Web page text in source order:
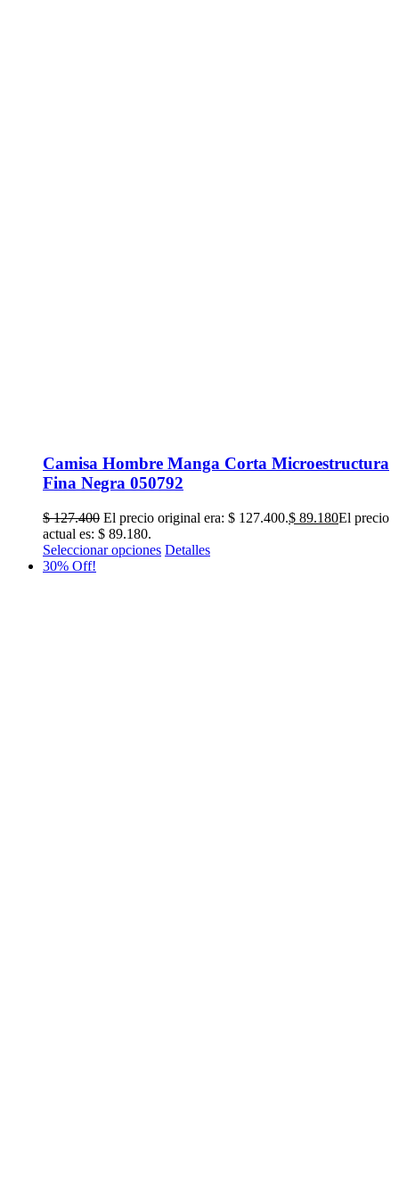
Camisa Hombre Manga Corta Microestructura
Fina Negra 050792
$127.400 El precio original era: $ 127.400.$ 89.180El precio
actual es: $ 89.180.
Seleccionar opciones Detalles
30% Off!